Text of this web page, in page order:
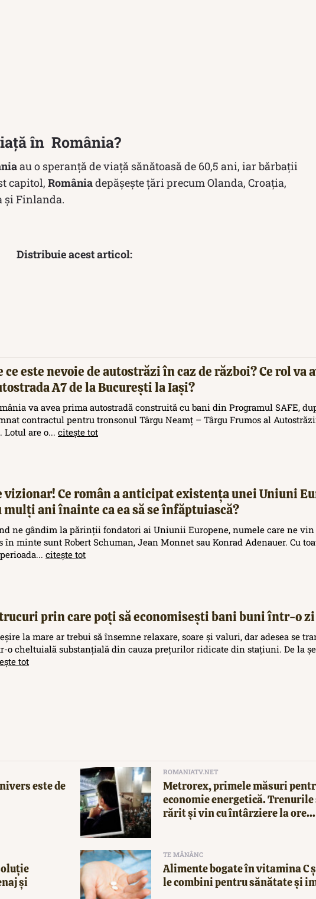
în România?
au o speranță de viață sănătoasă de 60,5 ani, iar bărbații
capitol, Româniadepășește țări precum Olanda, Croația,
și Finlanda.
Distribuie acest articol:
ce este nevoie de autostrăzi în caz de război? Ce rol va
A7 de la București la Iași?
va avea prima autostradă construită cu bani din Programul SAFE,
contractul pentru tronsonul Târgu Neamț – Târgu Frumos al
Lotul are o... citește tot
vizionar! Ce român a anticipat existența unei Uniuni
mulți ani înainte ca ea să se înfăptuiască?
ne gândim la părinții fondatori ai Uniunii Europene, numele care ne
în minte sunt Robert Schuman, Jean Monnet sau Konrad Adenauer. Cu
citește tot
prin care poți să economisești bani buni într-o zi
la mare ar trebui să însemne relaxare, soare și valuri, dar adesea se
o cheltuială substanțială din cauza prețurilor ridicate din stațiuni. De la
tot
este de
ROMANIATV.NET
Metrorex, primele măsuri
economie energetică.
rărit și vin cu întârziere la ore...
și
TE MĂNÂNC
Alimente bogate în vitamina C
le combini pentru sănătate și